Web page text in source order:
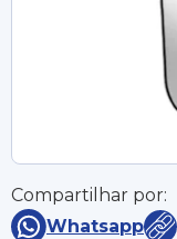
Compartilhar por:
Whatsapp